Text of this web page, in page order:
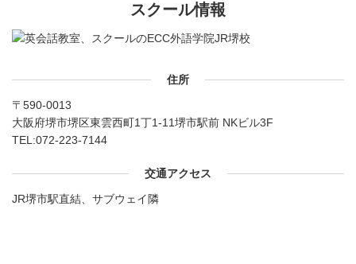
スクール情報
住所
〒590-0013
大阪府堺市堺区東雲西町1丁1-11堺市駅前 NKビル3F
TEL:072-223-7144
交通アクセス
JR堺市駅直結、サブウェイ隣